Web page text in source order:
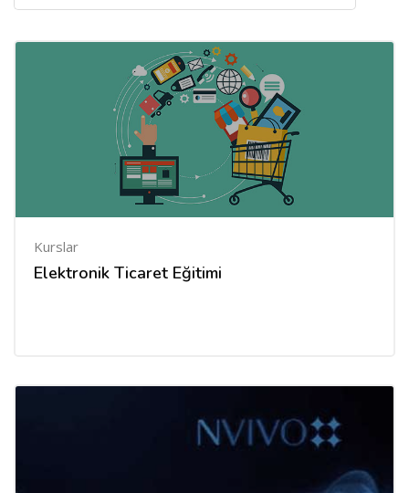
Kurslar
Elektronik Ticaret Eğitimi